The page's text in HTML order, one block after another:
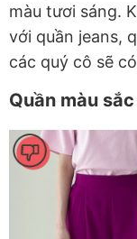
màu tươi sáng.
với quần jeans,
các quý cô sẽ
Quần màu